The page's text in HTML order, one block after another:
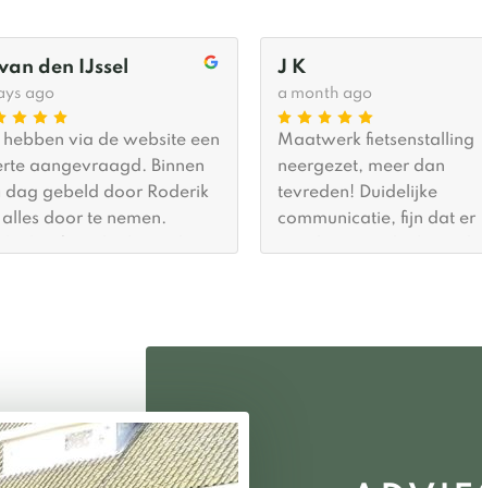
den IJssel
ago
via de website een
aangevraagd. Binnen
dag gebeld door Roderik
door te nemen.
ons) al tijd om hem
binnen twee (2) uur
en we zijn echt blij
het resultaat. Ik zou
J K
a month ago
Maatwerk fietsenstalling
neergezet, meer dan
tevreden! Duidelijke
communicatie, fijn dat er
terug om het van 100%